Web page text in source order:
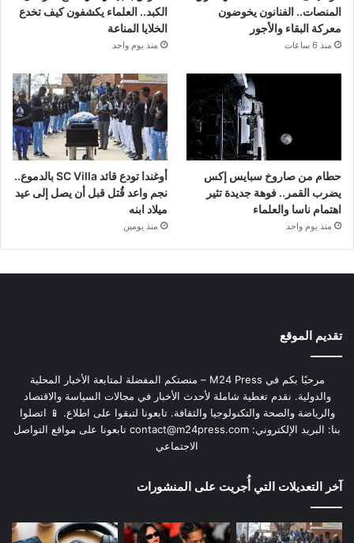
المنصات.. الفنانون يخوضون
معركة البقاء والأجور
منذ 6 ساعات
الكبد.. العلماء يكشفون كيف تخدع
الخلايا المناعة
منذ يوم واحد
حطام من صاروخ سبايس إكس
يضرب القمر.. فوهة جديدة تثير
اهتمام ناسا والعلماء
منذ يوم واحد
أوغندا تودع قائد SC Villa بالدموع..
نجم واعد قُتل قبل أن يصل إلى عيد
ميلاد ابنه
منذ يومين
تقديم الموقع
مرحبًا بكم في M24 Press – منصتكم المفضلة لمتابعة الأخبار المحلية
والدولية. نقدم تغطية شاملة لأحدث الأخبار في مجالات السياسة والاقتصاد
والرياضة والصحة والتكنولوجيا والثقافة. تابعونا لتبقوا على اطلاع. 📱 اتصلوا
بنا: البريد الإلكتروني: contact@m24press.com تابعونا على مواقع التواصل
الاجتماعي
آخر التعديلات التي أُجريت على المنشورات